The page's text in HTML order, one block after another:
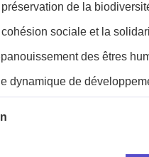
préservation de la
cohésion sociale et la
des êtres
dynamique de